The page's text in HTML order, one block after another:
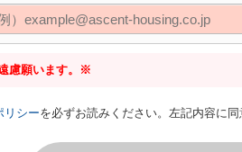
慮願います。※
リシーを必ずお読みください。左記内容に